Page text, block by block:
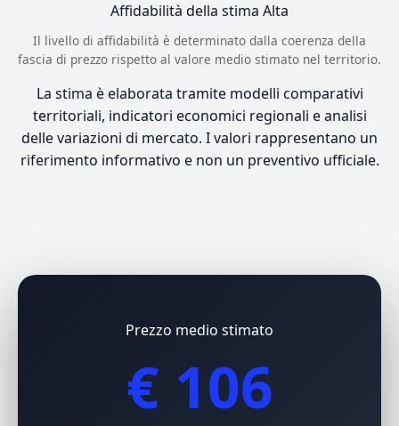
Affidabilità della stima Alta
Il livello di affidabilità è determinato dalla coerenza della
fascia di prezzo rispetto al valore medio stimato nel territorio.
La stima è elaborata tramite modelli comparativi
territoriali, indicatori economici regionali e analisi
delle variazioni di mercato. I valori rappresentano un
riferimento informativo e non un preventivo ufficiale.
Prezzo medio stimato
€ 106